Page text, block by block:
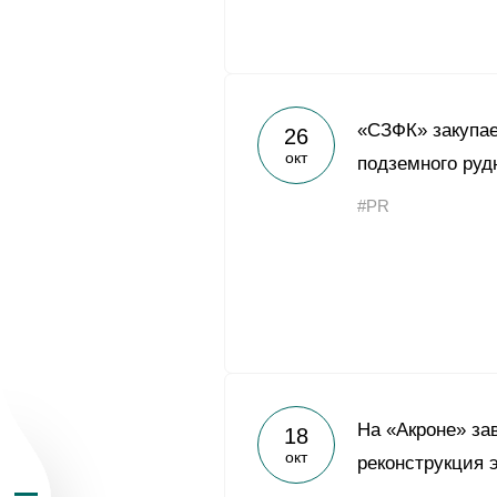
О Группе «Акрон»
Устойчивое
26
окт
«СЗФК»
подземного
#PR
18
окт
На «Акроне»
реконструкция